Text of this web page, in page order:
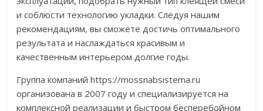
и соблюсти технологию укладки. Следуя нашим
рекомендациям, вы сможете достичь оптимального
результата и наслаждаться красивым и
качественным интерьером долгие годы.
Группа компаний https://mossnabsistema.ru
организована в 2007 году и специализируется на
комплексной реализации и быстром бесперебойном